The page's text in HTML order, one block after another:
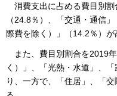
消費支出に占める費目別割
（24.8％）、「交通・通信
際費を除く）」（14.2％）が
また、費目別割合を2019
く）」、「光熱・水道」、
り、一方で、「住居」、「